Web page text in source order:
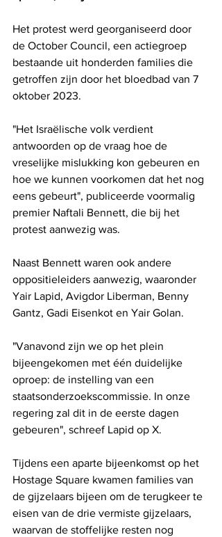
Het protest werd georganiseerd door
de October Council, een actiegroep
bestaande uit honderden families die
getroffen zijn door het bloedbad van 7
oktober 2023.
"Het Israëlische volk verdient
antwoorden op de vraag hoe de
vreselijke mislukking kon gebeuren en
hoe we kunnen voorkomen dat het nog
eens gebeurt", publiceerde voormalig
premier Naftali Bennett, die bij het
protest aanwezig was.
Naast Bennett waren ook andere
oppositieleiders aanwezig, waaronder
Yair Lapid, Avigdor Liberman, Benny
Gantz, Gadi Eisenkot en Yair Golan.
"Vanavond zijn we op het plein
bijeengekomen met één duidelijke
oproep: de instelling van een
staatsonderzoekscommissie. In onze
regering zal dit in de eerste dagen
gebeuren", schreef Lapid op X.
Tijdens een aparte bijeenkomst op het
Hostage Square kwamen families van
de gijzelaars bijeen om de terugkeer te
eisen van de drie vermiste gijzelaars,
waarvan de stoffelijke resten nog